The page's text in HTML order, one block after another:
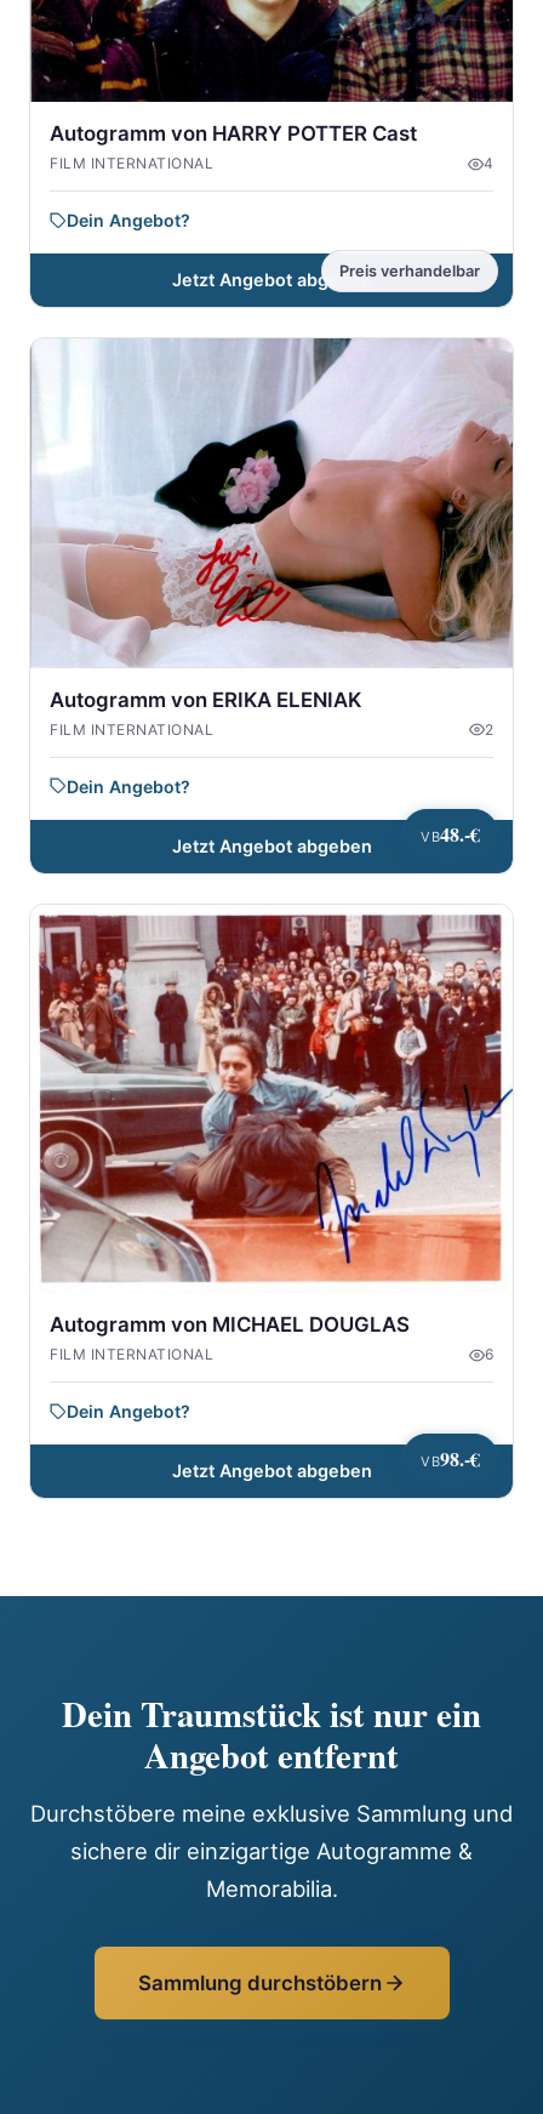
Preis verhandelbar
Autogramm von HARRY POTTER Cast
FILM INTERNATIONAL 4
Dein Angebot?
Jetzt Angebot abgeben
VB48.-€
Autogramm von ERIKA ELENIAK
FILM INTERNATIONAL 2
Dein Angebot?
Jetzt Angebot abgeben
VB98.-€
Autogramm von MICHAEL DOUGLAS
FILM INTERNATIONAL 6
Dein Angebot?
Jetzt Angebot abgeben
Dein Traumstück ist nur ein
Angebot entfernt
Durchstöbere meine exklusive Sammlung und
sichere dir einzigartige Autogramme &
Memorabilia.
Sammlung durchstöbern